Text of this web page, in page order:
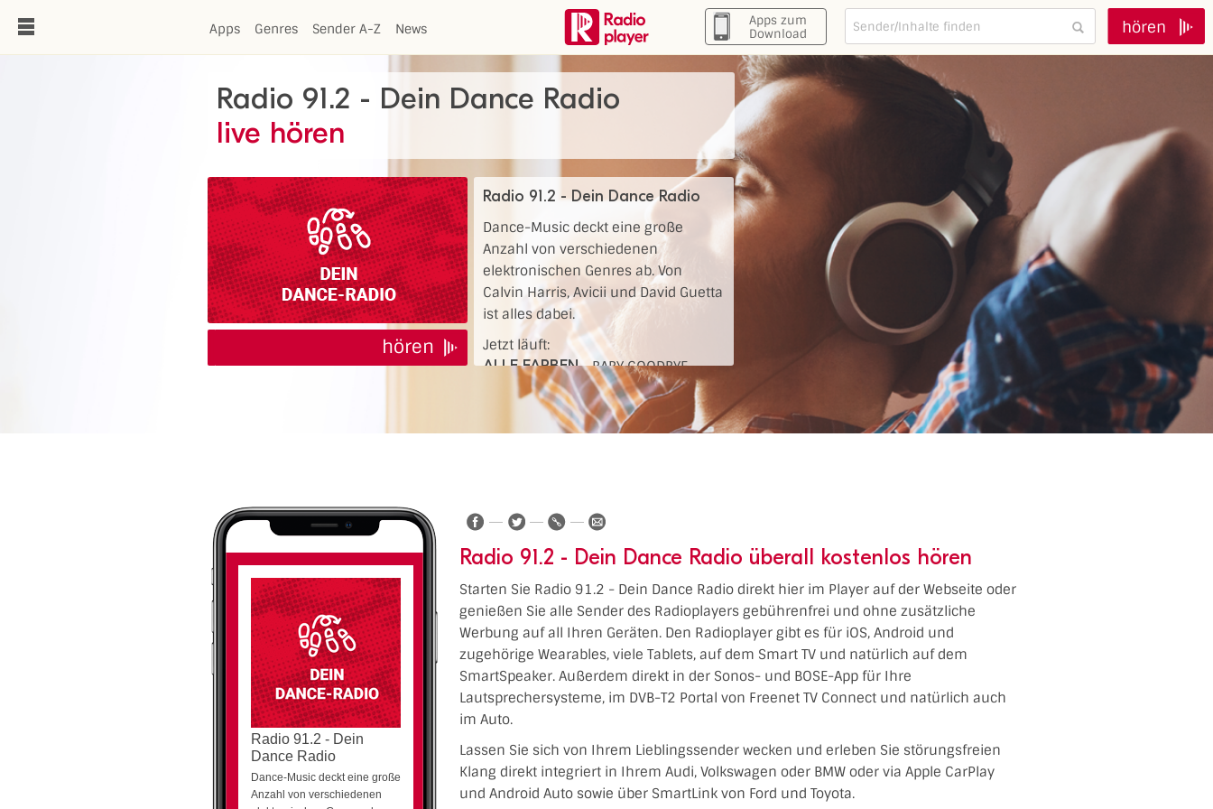
Apps Genres Sender A-Z News
Apps zum
Download
hören
Radio 91.2 - Dein Dance Radio
live hören
hören
Radio 91.2 - Dein Dance Radio
Dance-Music deckt eine große
Anzahl von verschiedenen
elektronischen Genres ab. Von
Calvin Harris, Avicii und David Guetta
ist alles dabei.
Jetzt läuft:
ALLE FARBEN-BABY GOODBYE
Radio 91.2 - Dein
Dance Radio
Dance-Music deckt eine große
Anzahl von verschiedenen
Radio 91.2 - Dein Dance Radio überall kostenlos hören
Starten Sie Radio 91.2 - Dein Dance Radio direkt hier im Player auf der Webseite oder
genießen Sie alle Sender des Radioplayers gebührenfrei und ohne zusätzliche
Werbung auf all Ihren Geräten. Den Radioplayer gibt es für iOS, Android und
zugehörige Wearables, viele Tablets, auf dem Smart TV und natürlich auf dem
SmartSpeaker. Außerdem direkt in der Sonos- und BOSE-App für Ihre
Lautsprechersysteme, im DVB-T2 Portal von Freenet TV Connect und natürlich auch
im Auto.
Lassen Sie sich von Ihrem Lieblingssender wecken und erleben Sie störungsfreien
Klang direkt integriert in Ihrem Audi, Volkswagen oder BMW oder via Apple CarPlay
und Android Auto sowie über SmartLink von Ford und Toyota.